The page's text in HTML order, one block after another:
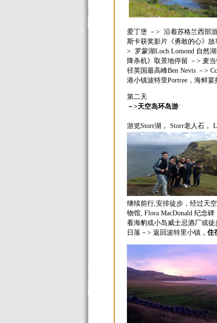
爱丁堡 －> 沿着苏格兰西部
斯卡获奖影片《勇敢的心》
> 罗蒙湖Loch Lomond 自然
降杀机》取景地停留 －> 麦
径英国最高峰Ben Nevis －>
港小镇波特里Portree，海鲜
第二天
－>天空岛环岛游:
游览Storr湖， Storr老人石，
继续前行,安排徒步，经过天
物馆, Flora MacDonald 纪念
看海豹或小岛威士忌酒厂或
日落－> 返回波特里小镇， 住